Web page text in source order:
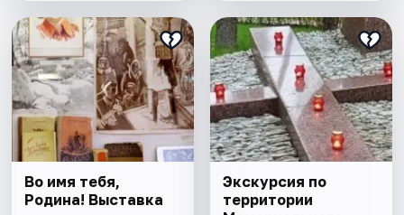
Во имя тебя,
Родина! Выставка
Экскурсия по
территории